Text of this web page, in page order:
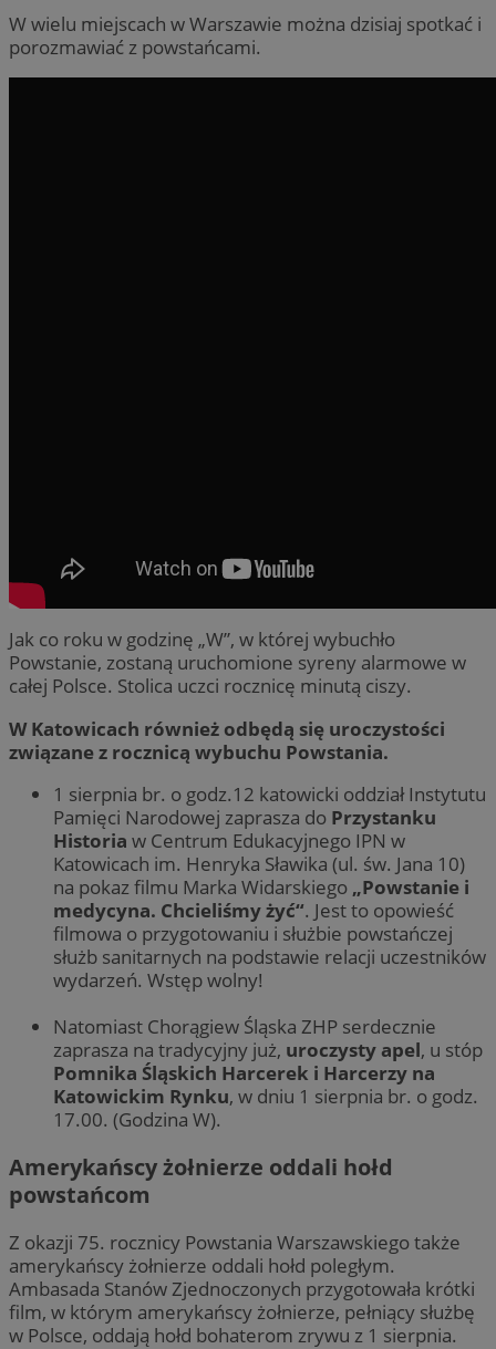
W wielu miejscach w Warszawie można dzisiaj spotkać i
porozmawiać z powstańcami.
Jak co roku w godzinę „W”, w której wybuchło
Powstanie, zostaną uruchomione syreny alarmowe w
całej Polsce. Stolica uczci rocznicę minutą ciszy.
W Katowicach również odbędą się uroczystości
związane z rocznicą wybuchu Powstania.
1 sierpnia br. o godz.12 katowicki oddział Instytutu
Pamięci Narodowej zaprasza do Przystanku
Historia w Centrum Edukacyjnego IPN w
Katowicach im. Henryka Sławika (ul. św. Jana 10)
na pokaz filmu Marka Widarskiego „Powstanie i
medycyna. Chcieliśmy żyć“. Jest to opowieść
filmowa o przygotowaniu i służbie powstańczej
służb sanitarnych na podstawie relacji uczestników
wydarzeń. Wstęp wolny!
Natomiast Chorągiew Śląska ZHP serdecznie
zaprasza na tradycyjny już, uroczysty apel, u stóp
Pomnika Śląskich Harcerek i Harcerzy na
Katowickim Rynku, w dniu 1 sierpnia br. o godz.
17.00. (Godzina W).
Amerykańscy żołnierze oddali hołd
powstańcom
Z okazji 75. rocznicy Powstania Warszawskiego także
amerykańscy żołnierze oddali hołd poległym.
Ambasada Stanów Zjednoczonych przygotowała krótki
film, w którym amerykańscy żołnierze, pełniący służbę
w Polsce, oddają hołd bohaterom zrywu z 1 sierpnia.